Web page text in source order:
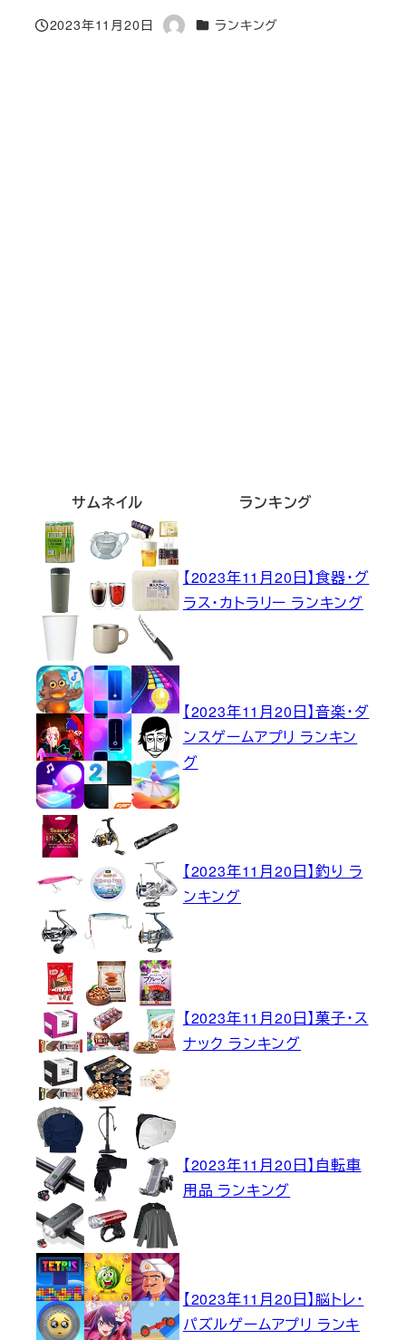
投稿日
2023年11月20日
著
カテゴリー
ランキング
サムネイル ランキング
【2023年11月20日】食器・グ
ラス・カトラリー ランキング
【2023年11月20日】音楽・ダ
ンスゲームアプリ ランキン
グ
【2023年11月20日】釣り ラ
ンキング
【2023年11月20日】菓子・ス
ナック ランキング
【2023年11月20日】自転車
用品 ランキング
【2023年11月20日】脳トレ・
パズルゲームアプリ ランキ